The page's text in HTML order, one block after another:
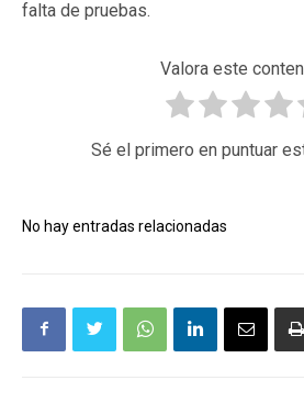
falta de pruebas.
Valora este
Sé el primero en puntuar
No hay entradas relacionadas